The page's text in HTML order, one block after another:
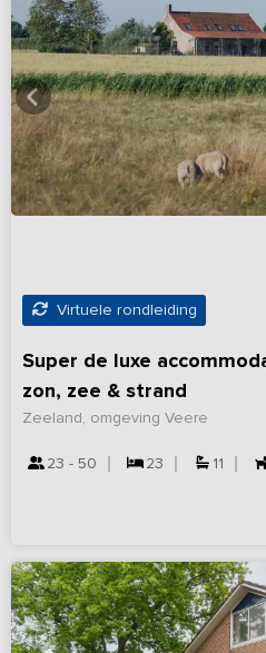
Virtuele rondleiding
Super de luxe
zon, zee & strand
Zeeland, omgeving Veere
23 - 50 23 11